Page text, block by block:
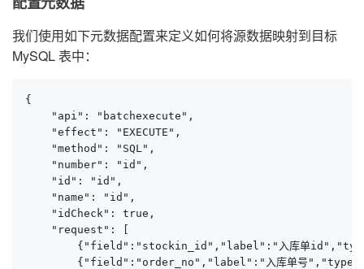
我们使用如下元数据配置来定义如何将源数据映射到目标
MySQL 表中：
{
    "api": "batchexecute",
    "effect": "EXECUTE",
    "method": "SQL",
    "number": "id",
    "id": "id",
    "name": "id",
    "idCheck": true,
    "request": [
{"field":"stockin_id","label":"入库单
{"field":"order_no","label":"入库单号